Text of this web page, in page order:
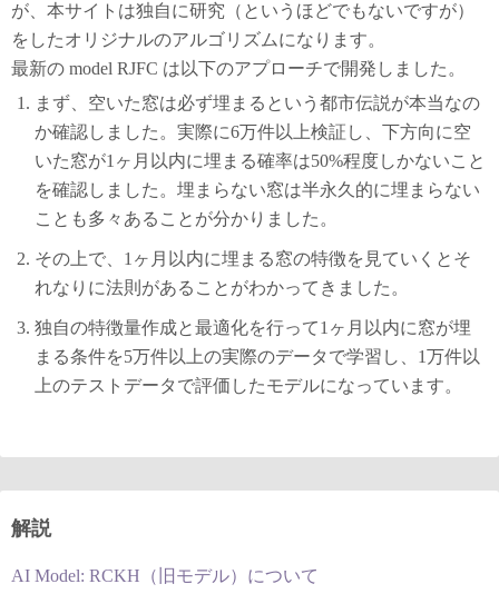
が、本サイトは独自に研究（というほどでもないですが）
をしたオリジナルのアルゴリズムになります。
最新の model RJFC は以下のアプローチで開発しました。
まず、空いた窓は必ず埋まるという都市伝説が本当なの
か確認しました。実際に6万件以上検証し、下方向に空
いた窓が1ヶ月以内に埋まる確率は50%程度しかないこと
を確認しました。埋まらない窓は半永久的に埋まらない
ことも多々あることが分かりました。
その上で、1ヶ月以内に埋まる窓の特徴を見ていくとそ
れなりに法則があることがわかってきました。
独自の特徴量作成と最適化を行って1ヶ月以内に窓が埋
まる条件を5万件以上の実際のデータで学習し、1万件以
上のテストデータで評価したモデルになっています。
解説
AI Model: RCKH（旧モデル）について